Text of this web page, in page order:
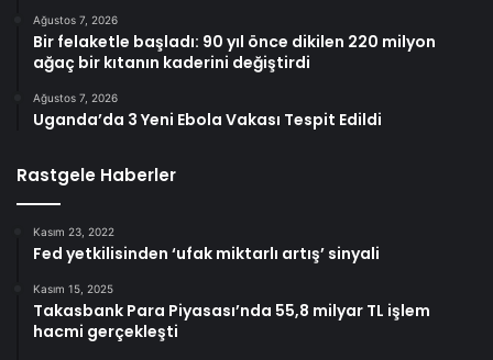
Ağustos 7, 2026
Bir felaketle başladı: 90 yıl önce dikilen 220 milyon
ağaç bir kıtanın kaderini değiştirdi
Ağustos 7, 2026
Uganda’da 3 Yeni Ebola Vakası Tespit Edildi
Rastgele Haberler
Kasım 23, 2022
Fed yetkilisinden ‘ufak miktarlı artış’ sinyali
Kasım 15, 2025
Takasbank Para Piyasası’nda 55,8 milyar TL işlem
hacmi gerçekleşti